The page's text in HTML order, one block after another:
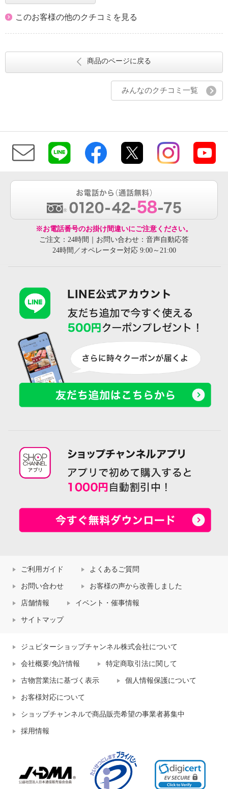
このお客様の他のクチコミを見る
商品のページに戻る
みんなのクチコミ一覧
※お電話番号のお掛け間違いにご注意ください。
ご注文：24時間｜お問い合わせ：音声自動応答
24時間／オペレーター対応 9:00～21:00
ご利用ガイド よくあるご質問
お問い合わせ お客様の声から改善しました
店舗情報 イベント・催事情報
サイトマップ
ジュピターショップチャンネル株式会社について
会社概要/免許情報 特定商取引法に関して
古物営業法に基づく表示 個人情報保護について
お客様対応について
ショップチャンネルで商品販売希望の事業者募集中
採用情報